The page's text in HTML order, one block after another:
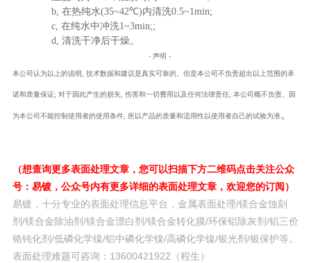
b, 在热纯水(35~42℃)内清洗0.5~1min;
c, 在纯水中冲洗1~3min;;
d, 清洗干净后干燥。
- 声明 -
本公司认为以上的说明 , 技术数据和建议是真实可靠的。但是本公司不负责超出以上范围的承
诺和质量保证; 对于因此产生的损失, 伤害和一切费用以及任何法律责任, 本公司概不负责。因
为本公司不能控制使用者的使用条件, 所以产品的质量和适用性以使用者自己的试验为准。
（想查询更多表面处理文章，您可以扫描下方二维码点击关注公众
号：易镀，公众号内有更多详细的表面处理文章，欢迎您的订阅）
易镀，十分专业的表面处理信息平台，金属表面处理/镁合金蚀刻
剂/镁合金除油剂/镁合金漂白剂/镁合金转化膜/环保铝除灰剂/铝三价
铬钝化剂/低磷化学镍/铝中磷化学镍/高磷化学镍/银光剂/银保护等。
表面处理难题可咨询：13600421922（程生）